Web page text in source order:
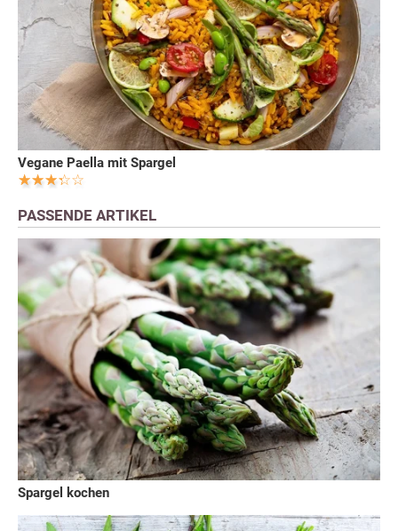
Vegane Paella mit Spargel
PASSENDE ARTIKEL
Spargel kochen